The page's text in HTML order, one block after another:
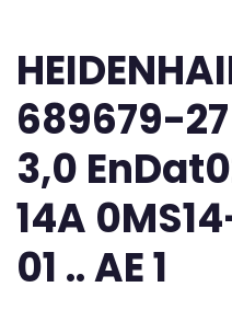
689679-
3,0
14A
01 .. AE 1